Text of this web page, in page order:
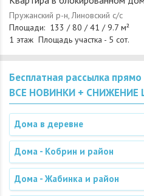
Бесплатная рассылка прямо
ВСЕ НОВИНКИ + СНИЖЕНИЕ
Дома в деревне
Дома - Кобрин и район
Дома - Жабинка и район